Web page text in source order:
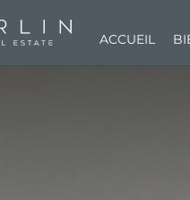
ACCUEIL